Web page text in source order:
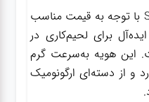
هویه 60 وات اینکو مدل SI0268 با توجه به قیمت مناسب
برای لحیم‌کاری در
این هویه به‌سرعت گرم
و از دسته‌ای ارگونومیک